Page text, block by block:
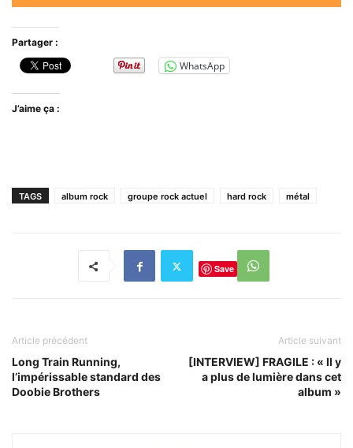
Partager :
WhatsApp
J’aime ça :
TAGS album rock groupe rock actuel hard rock métal
Save
Article précédent
Long Train Running,
l’impérissable standard des
Doobie Brothers
Article suivant
[INTERVIEW] FRAGILE : « Il y
a plus de lumière dans cet
album »